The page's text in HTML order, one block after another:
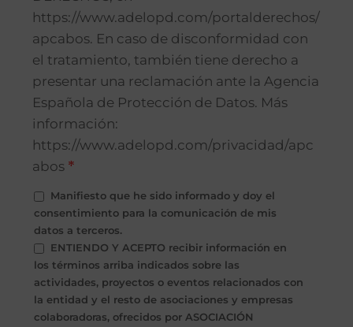
https://www.adelopd.com/portalderechos/
apcabos. En caso de disconformidad con
el tratamiento, también tiene derecho a
presentar una reclamación ante la Agencia
Española de Protección de Datos. Más
información:
https://www.adelopd.com/privacidad/apc
abos *
Manifiesto que he sido informado y doy el
consentimiento para la comunicación de mis
datos a terceros.
ENTIENDO Y ACEPTO recibir información en
los términos arriba indicados sobre las
actividades, proyectos o eventos relacionados con
la entidad y el resto de asociaciones y empresas
colaboradoras, ofrecidos por ASOCIACIÓN